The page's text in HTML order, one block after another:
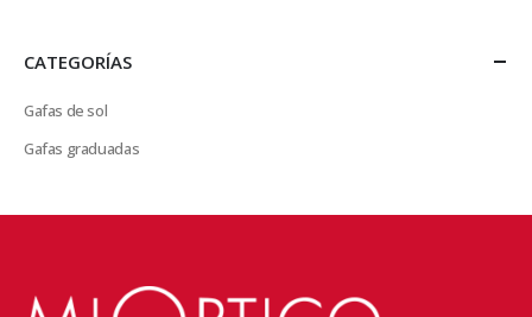
CATEGORÍAS
Gafas de sol
Gafas graduadas